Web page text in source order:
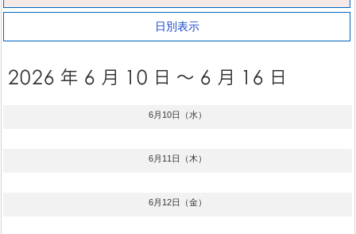
日別表示
6月10日（水）
6月11日（木）
6月12日（金）